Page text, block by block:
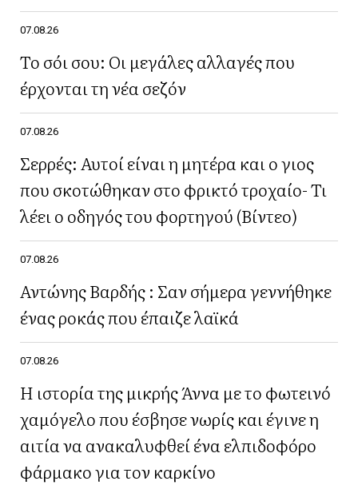
07.08.26
Το σόι σου: Οι μεγάλες αλλαγές που
έρχονται τη νέα σεζόν
07.08.26
Σερρές: Αυτοί είναι η μητέρα και ο γιος
που σκοτώθηκαν στο φρικτό τροχαίο- Τι
λέει ο οδηγός του φορτηγού (Βίντεο)
07.08.26
Αντώνης Βαρδής : Σαν σήμερα γεννήθηκε
ένας ροκάς που έπαιζε λαϊκά
07.08.26
Η ιστορία της μικρής Άννα με το φωτεινό
χαμόγελο που έσβησε νωρίς και έγινε η
αιτία να ανακαλυφθεί ένα ελπιδοφόρο
φάρμακο για τον καρκίνο